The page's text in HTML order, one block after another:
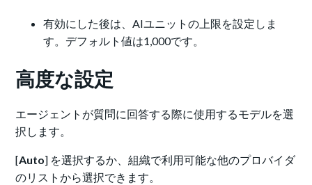
有効にした後は、AIユニットの上限を設定しま
す。デフォルト値は1,000です。
高度な設定
エージェントが質問に回答する際に使用するモデルを選
択します。
[Auto] を選択するか、組織で利用可能な他のプロバイダ
のリストから選択できます。